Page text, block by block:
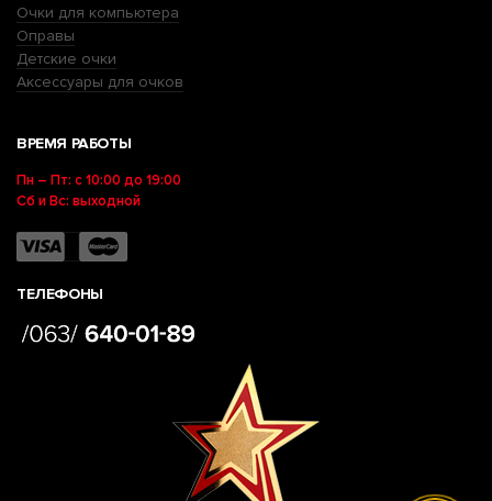
Очки для компьютера
Оправы
Детские очки
Аксессуары для очков
ВРЕМЯ РАБОТЫ
Пн – Пт: с 10:00 до 19:00
Сб и Вс: выходной
ТЕЛЕФОНЫ